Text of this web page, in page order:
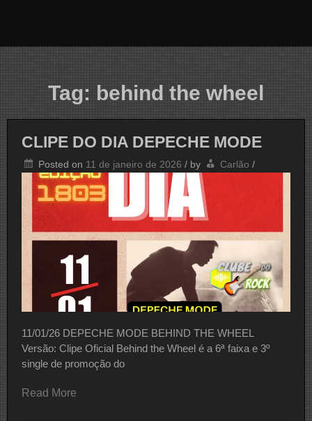
Tag: behind the wheel
CLIPE DO DIA DEPECHE MODE
Posted on 11 de janeiro de 2026 / by Carlão /
11/01/26 DEPECHE MODE BEHIND THE WHEEL
Versão: Clipe Oficial Behind the Wheel é a 6ª faixa e 3º
single de promoção do
Read More